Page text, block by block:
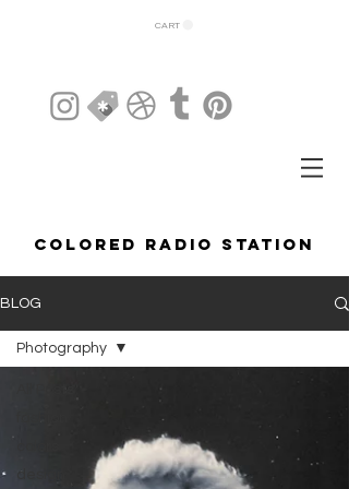
CART
COLORED RADIO STATION
BLOG
design
Photography